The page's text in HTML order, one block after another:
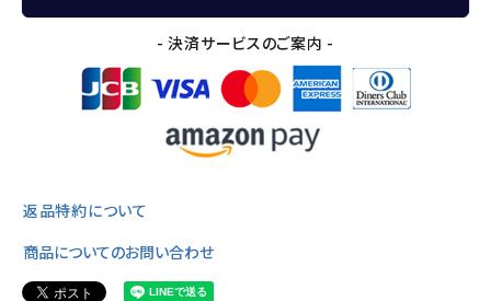
- 決済サービスのご案内 -
返品特約について
商品についてのお問い合わせ